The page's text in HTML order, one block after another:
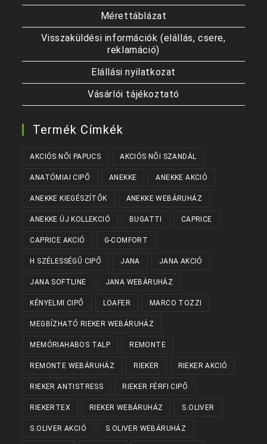
Mérettáblázat
Visszaküldési információk (elállás, csere,
reklamáció)
Elállási nyilatkozat
Vásárlói tájékoztató
Termék Címkék
AKCIÓS NŐI PAPUCS AKCIÓS NŐI SZANDÁL
ANATÓMIAI CIPŐ ANEKKE ANEKKE AKCIÓ
ANEKKE KIEGÉSZÍTŐK ANEKKE WEBÁRUHÁZ
ANEKKE ÚJ KOLLEKCIÓ BUGATTI CAPRICE
CAPRICE AKCIÓ G-COMFORT
H SZÉLESSÉGŰ CIPŐ JANA JANA AKCIÓ
JANA SOFTLINE JANA WEBÁRUHÁZ
KÉNYELMI CIPŐ LOAFER MARCO TOZZI
MEGBÍZHATÓ RIEKER WEBÁRUHÁZ
MEMÓRIAHABOS TALP REMONTE
REMONTE WEBÁRUHÁZ RIEKER RIEKER AKCIÓ
RIEKER ANTISTRESS RIEKER FÉRFI CIPŐ
RIEKERTEX RIEKER WEBÁRUHÁZ S.OLIVER
S.OLIVER AKCIÓ S.OLIVER WEBÁRUHÁZ